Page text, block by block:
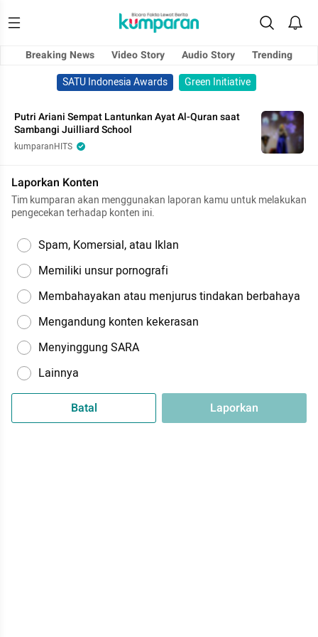
Breaking News Video Story Audio Story
Trending
SATU Indonesia Awards
Green Initiative
Putri Ariani Sempat Lantunkan Ayat Al-Quran saat
Sambangi Juilliard School
kumparanHITS
Laporkan Konten
Tim kumparan akan menggunakan laporan kamu untuk melakukan
pengecekan terhadap konten ini.
Spam, Komersial, atau Iklan
Memiliki unsur pornografi
Membahayakan atau menjurus tindakan berbahaya
Mengandung konten kekerasan
Menyinggung SARA
Lainnya
Batal Laporkan